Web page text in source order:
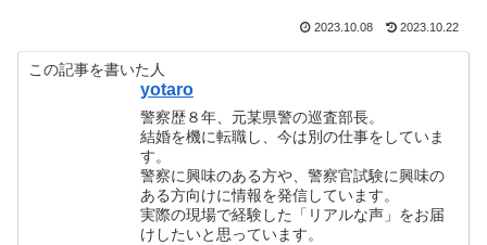
2023.10.08 2023.10.22
この記事を書いた人
yotaro
警察歴８年、元某県警の巡査部長。
結婚を機に転職し、今は別の仕事をしていま
す。
警察に興味のある方や、警察官試験に興味の
ある方向けに情報を発信しています。
実際の現場で経験した「リアルな声」をお届
けしたいと思っています。